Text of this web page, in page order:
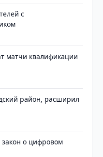
с
матчи квалификации
район, расширил
закон о цифровом